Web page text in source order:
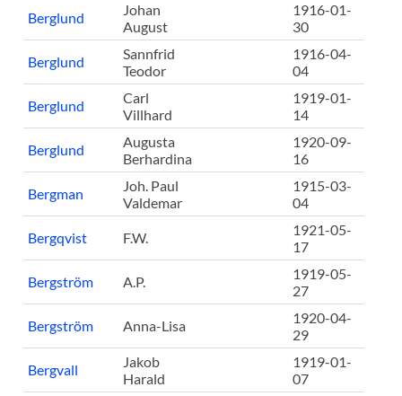
Berglund
Johan
August
1916-01-
30
Berglund
Sannfrid
Teodor
1916-04-
04
Berglund
Carl
Villhard
1919-01-
14
Berglund
Augusta
Berhardina
1920-09-
16
Bergman
Joh. Paul
Valdemar
1915-03-
04
Bergqvist F.W.
1921-05-
17
Bergström A.P.
1919-05-
27
Bergström Anna-Lisa
1920-04-
29
Bergvall
Jakob
Harald
1919-01-
07